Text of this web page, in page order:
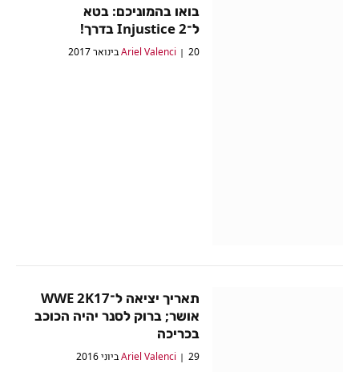
בואו בהמוניכם: בטא
ל־Injustice 2 בדרך!
Ariel Valenci 20 בינואר 2017
תאריך יציאה ל־WWE 2K17
אושר; ברוק לסנר יהיה הכוכב
בכריכה
Ariel Valenci 29 ביוני 2016